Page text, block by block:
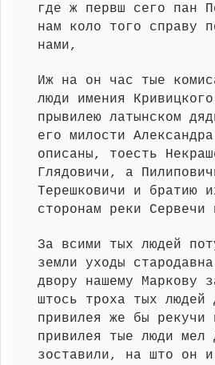
где ж первш сего пан
нам коло того справу
нами,
Иж на он час тые
люди имения
прывилею латынском
его милости
описаны, тоесть
Глядовичи, а
Терешковичи и братию
сторонам реки Сервечи
За всими тых людей
земли уходы
двору нашему Маркову
штось троха тых людей
привилея же бы рекучи
привилея тые люди мел
зоставили, на што он